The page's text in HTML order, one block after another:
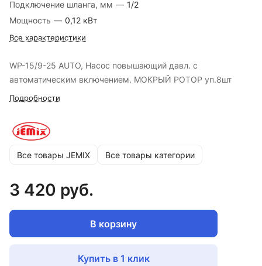
Подключение шланга, мм — 1/2
Мощность — 0,12 кВт
Все характеристики
WP-15/9-25 AUTO, Насос повышающий давл. с
автоматическим включением. МОКРЫЙ РОТОР уп.8шт
Подробности
Все товары JEMIX Все товары категории
3 420 руб.
В корзину
Купить в 1 клик